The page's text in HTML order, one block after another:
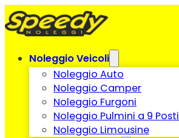
Noleggio Veicoli
Noleggio Auto
Noleggio Camper
Noleggio Furgoni
Noleggio Pulmini a 9 Posti
Noleggio Limousine